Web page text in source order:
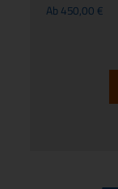
Ab450,00€